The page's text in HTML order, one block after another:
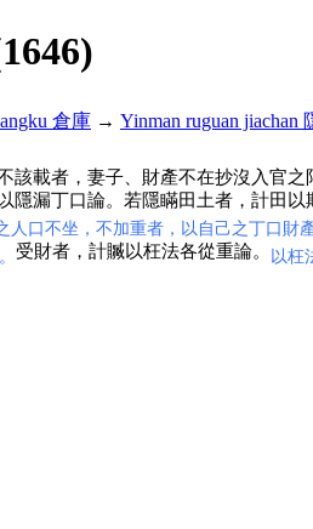
倉庫 → Yinman ruguan jiachan
載者，妻子、財產不在抄沒入官
漏丁口論。若隱瞞田土者，計田以
人口不坐，不加重者，以自己之丁口財產
受財者，計贓以枉法各從重論。
以枉